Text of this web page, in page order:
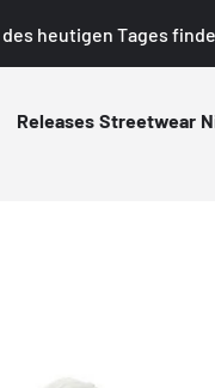
heutigen Tages
Releases Streetwear